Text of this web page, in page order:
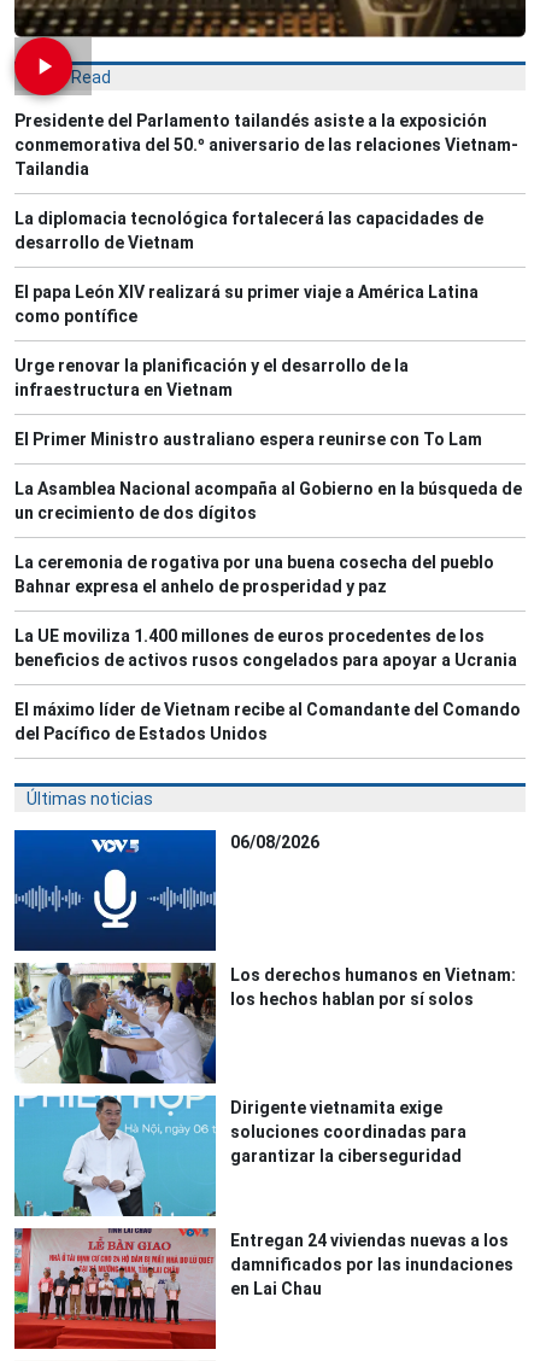
Most Read
Presidente del Parlamento tailandés asiste a la exposición
conmemorativa del 50.º aniversario de las relaciones Vietnam-
Tailandia
La diplomacia tecnológica fortalecerá las capacidades de
desarrollo de Vietnam
El papa León XIV realizará su primer viaje a América Latina
como pontífice
Urge renovar la planificación y el desarrollo de la
infraestructura en Vietnam
El Primer Ministro australiano espera reunirse con To Lam
La Asamblea Nacional acompaña al Gobierno en la búsqueda de
un crecimiento de dos dígitos
La ceremonia de rogativa por una buena cosecha del pueblo
Bahnar expresa el anhelo de prosperidad y paz
La UE moviliza 1.400 millones de euros procedentes de los
beneficios de activos rusos congelados para apoyar a Ucrania
El máximo líder de Vietnam recibe al Comandante del Comando
del Pacífico de Estados Unidos
Últimas noticias
06/08/2026
Los derechos humanos en Vietnam:
los hechos hablan por sí solos
Dirigente vietnamita exige
soluciones coordinadas para
garantizar la ciberseguridad
Entregan 24 viviendas nuevas a los
damnificados por las inundaciones
en Lai Chau